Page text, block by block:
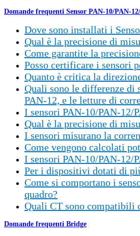
Domande frequenti Sensor PAN-10/PAN-
Dove sono installati i
Qual è la precisione di
Come garantite la
Posso certificare i sensori
Quanto è critica la
Quali sono le differenze di
PAN-12, e le letture di
I sensori PAN-10/PAN-12/
Qual è la precisione di
I sensori misurano la
Come vengono calcolati
I sensori PAN-10/PAN-12/
Per i dispositivi dotati di
Come si comportano i
quadro?
Quali CT sono compatibili
Domande frequenti Bridge